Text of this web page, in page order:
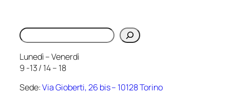
Cerca
Lunedì – Venerdì
9 -13 / 14 – 18
Sede:Via Gioberti, 26 bis – 10128 Torino